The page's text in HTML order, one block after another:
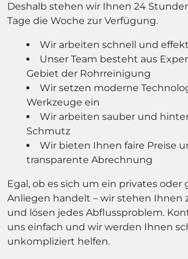
Deshalb stehen wir Ihnen 24
Tage die Woche zur Verfügung.
Wir arbeiten schnell und
Unser Team besteht aus
Gebiet der Rohrreinigung
Wir setzen moderne
Werkzeuge ein
Wir arbeiten sauber und
Schmutz
Wir bieten Ihnen faire Preise
transparente Abrechnung
Egal, ob es sich um ein privates oder
Anliegen handelt – wir stehen Ihnen
und lösen jedes Abflussproblem.
uns einfach und wir werden Ihnen
unkompliziert helfen.